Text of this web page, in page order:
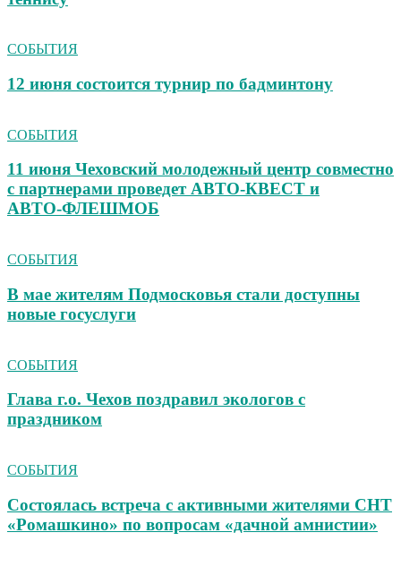
СОБЫТИЯ
12 июня состоится турнир по бадминтону
СОБЫТИЯ
11 июня Чеховский молодежный центр совместно
с партнерами проведет АВТО‑КВЕСТ и
АВТО‑ФЛЕШМОБ
СОБЫТИЯ
В мае жителям Подмосковья стали доступны
новые госуслуги
СОБЫТИЯ
Глава г.о. Чехов поздравил экологов с
праздником
СОБЫТИЯ
Состоялась встреча с активными жителями СНТ
«Ромашкино» по вопросам «дачной амнистии»